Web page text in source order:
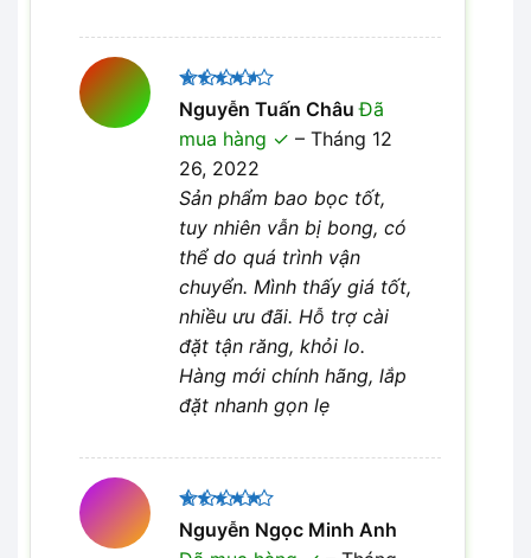
Được
xếp hạng
45 sao
Nguyễn Tuấn ChâuĐã
mua hàng
– Tháng 12
26, 2022
Sản phẩm bao bọc tốt,
tuy nhiên vẫn bị bong, có
thể do quá trình vận
chuyển. Mình thấy giá tốt,
nhiều ưu đãi. Hỗ trợ cài
đặt tận răng, khỏi lo.
Hàng mới chính hãng, lắp
đặt nhanh gọn lẹ
Được xếp
hạng 5
Nguyễn Ngọc Minh Anh